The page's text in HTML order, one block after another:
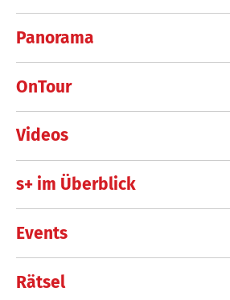
Panorama
OnTour
Videos
s+ im Überblick
Events
Rätsel